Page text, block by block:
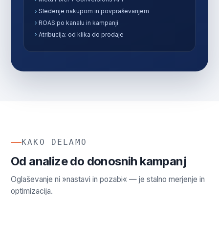
› Sledenje nakupom in povpraševanjem
› ROAS po kanalu in kampanji
› Atribucija: od klika do prodaje
KAKO DELAMO
Od analize do donosnih kampanj
Oglaševanje ni »nastavi in pozabi« — je stalno merjenje in
optimizacija.